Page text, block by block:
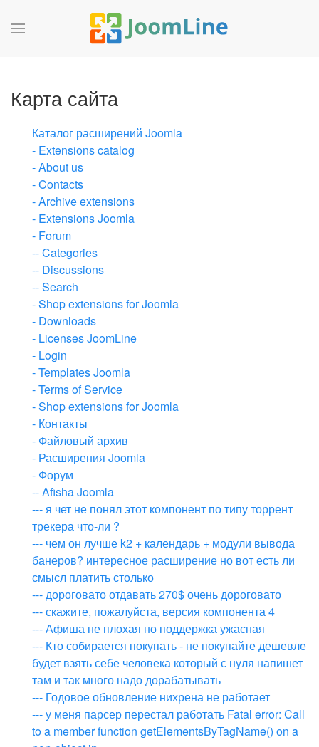
Карта сайта
Каталог расширений Joomla
- Extensions catalog
- About us
- Contacts
- Archive extensions
- Extensions Joomla
- Forum
-- Categories
-- Discussions
-- Search
- Shop extensions for Joomla
- Downloads
- Licenses JoomLine
- Login
- Templates Joomla
- Terms of Service
- Shop extensions for Joomla
- Контакты
- Файловый архив
- Расширения Joomla
- Форум
-- Afisha Joomla
--- я чет не понял этот компонент по типу торрент
трекера что-ли ?
--- чем он лучше k2 + календарь + модули вывода
банеров? интересное расширение но вот есть ли
смысл платить столько
--- дороговато отдавать 270$ очень дороговато
--- скажите, пожалуйста, версия компонента 4
--- Афиша не плохая но поддержка ужасная
--- Кто собирается покупать - не покупайте дешевле
будет взять себе человека который с нуля напишет
там и так много надо дорабатывать
--- Годовое обновление нихрена не работает
--- у меня парсер перестал работать Fatal error: Call
to a member function getElementsByTagName() on a